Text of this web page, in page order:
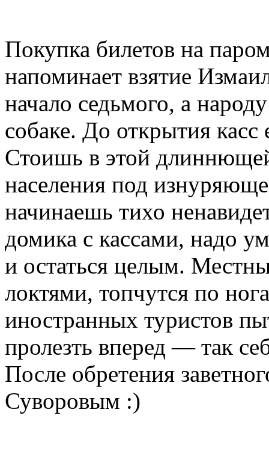
Покупка билетов на
напоминает взятие
начало седьмого, а
собаке. До открытия
Стоишь в этой
населения под
начинаешь тихо
домика с кассами, надо
и остаться целым.
локтями, топчутся по
иностранных туристов
пролезть вперед — так
После обретения
Суворовым :)